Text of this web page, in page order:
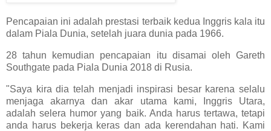
Pencapaian ini adalah prestasi terbaik kedua Inggris kala itu
dalam Piala Dunia, setelah juara dunia pada 1966.
28 tahun kemudian pencapaian itu disamai oleh Gareth
Southgate pada Piala Dunia 2018 di Rusia.
"Saya kira dia telah menjadi inspirasi besar karena selalu
menjaga akarnya dan akar utama kami, Inggris Utara,
adalah selera humor yang baik. Anda harus tertawa, tetapi
anda harus bekerja keras dan ada kerendahan hati. Kami